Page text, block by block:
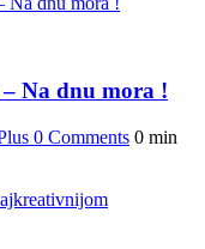
Na dnu mora !
0 Comments 0 min